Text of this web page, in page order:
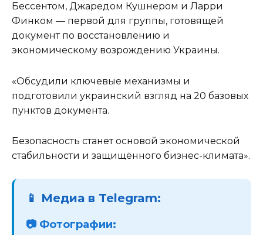
Бессентом, Джаредом Кушнером и Ларри
Финком — первой для группы, готовящей
документ по восстановлению и
экономическому возрождению Украины.
«Обсудили ключевые механизмы и
подготовили украинский взгляд на 20 базовых
пунктов документа.
Безопасность станет основой экономической
стабильности и защищённого бизнес-климата».
📱 Медиа в Telegram:
📷 Фотографии: